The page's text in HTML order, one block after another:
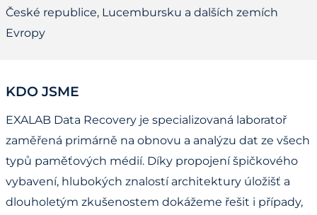
České republice, Lucembursku a dalších zemích
Evropy
KDO JSME
EXALAB Data Recovery je specializovaná laboratoř
zaměřená primárně na obnovu a analýzu dat ze všech
typů paměťových médií. Díky propojení špičkového
vybavení, hlubokých znalostí architektury úložišť a
dlouholetým zkušenostem dokážeme řešit i případy,